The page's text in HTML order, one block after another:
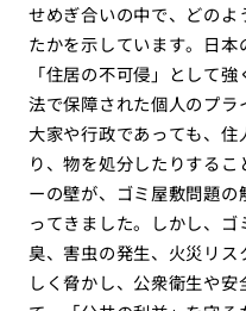
せめぎ合いの中で、どの
たかを示しています。日
「住居の不可侵」として
法で保障された個人のプラ
大家や行政であっても、
り、物を処分したりする
ーの壁が、ゴミ屋敷問題
ってきました。しかし、
臭、害虫の発生、火災リ
しく脅かし、公衆衛生や